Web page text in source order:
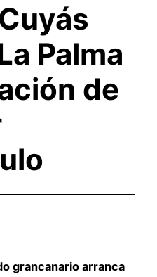
Palma
de
grancanario arranca